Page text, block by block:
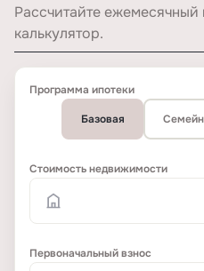
Рассчитайте
калькулятор.
Программа ипотеки
Базовая
Стоимость недвижимости
Первоначальный взнос